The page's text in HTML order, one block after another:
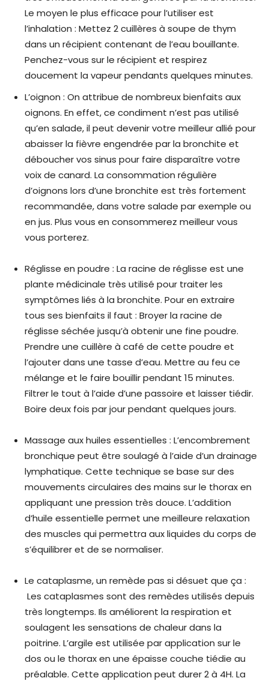
Le moyen le plus efficace pour l’utiliser est
l’inhalation : Mettez 2 cuillères à soupe de thym
dans un récipient contenant de l’eau bouillante.
Penchez-vous sur le récipient et respirez
doucement la vapeur pendants quelques minutes.
L’oignon : On attribue de nombreux bienfaits aux
oignons. En effet, ce condiment n’est pas utilisé
qu’en salade, il peut devenir votre meilleur allié pour
abaisser la fièvre engendrée par la bronchite et
déboucher vos sinus pour faire disparaître votre
voix de canard. La consommation régulière
d’oignons lors d’une bronchite est très fortement
recommandée, dans votre salade par exemple ou
en jus. Plus vous en consommerez meilleur vous
vous porterez.
Réglisse en poudre : La racine de réglisse est une
plante médicinale très utilisé pour traiter les
symptômes liés à la bronchite. Pour en extraire
tous ses bienfaits il faut : Broyer la racine de
réglisse séchée jusqu’à obtenir une fine poudre.
Prendre une cuillère à café de cette poudre et
l’ajouter dans une tasse d’eau. Mettre au feu ce
mélange et le faire bouillir pendant 15 minutes.
Filtrer le tout à l’aide d’une passoire et laisser tiédir.
Boire deux fois par jour pendant quelques jours.
Massage aux huiles essentielles : L’encombrement
bronchique peut être soulagé à l’aide d’un drainage
lymphatique. Cette technique se base sur des
mouvements circulaires des mains sur le thorax en
appliquant une pression très douce. L’addition
d’huile essentielle permet une meilleure relaxation
des muscles qui permettra aux liquides du corps de
s’équilibrer et de se normaliser.
Le cataplasme, un remède pas si désuet que ça :
Les cataplasmes sont des remèdes utilisés depuis
très longtemps. Ils améliorent la respiration et
soulagent les sensations de chaleur dans la
poitrine. L’argile est utilisée par application sur le
dos ou le thorax en une épaisse couche tiédie au
préalable. Cette application peut durer 2 à 4H. La